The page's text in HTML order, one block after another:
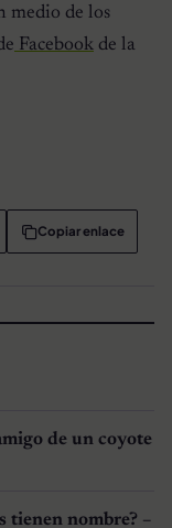
medio de los
Facebook de la
Copiar enlace
de un coyote
tienen nombre? –